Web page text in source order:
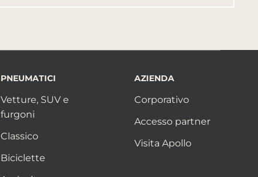
PNEUMATICI
Vetture, SUV e
furgoni
Classico
Biciclette
AZIENDA
Corporativo
Accesso partner
Visita Apollo